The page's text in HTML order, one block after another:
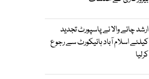
ارشد چائے والا نے پاسپورٹ تجدید
کیلئے اسلام آباد ہائیکورٹ سے رجوع
کرلیا